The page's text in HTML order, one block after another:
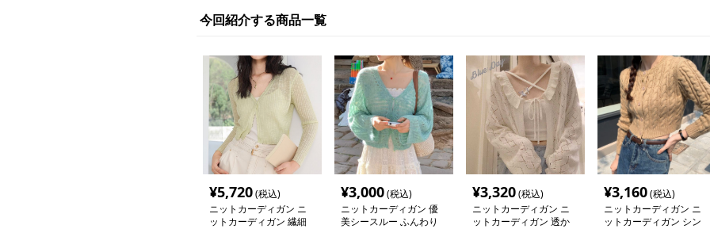
今回紹介する商品一覧
¥5,720(税込)
ニットカーディガン ニ
ットカーディガン 繊細
¥3,000(税込)
ニットカーディガン 優
美シースルー ふんわり
¥3,320(税込)
ニットカーディガン ニ
ットカーディガン 透か
¥3,160(税込)
ニットカーディガン ニ
ットカーディガン シン